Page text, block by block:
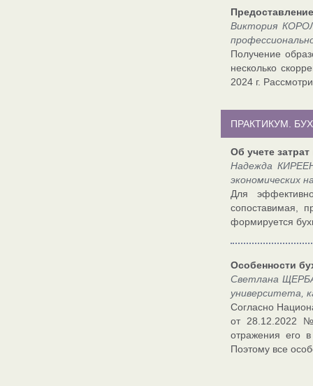
Виктория
Получение
несколько
2024 г.
ПРАКТИКУМ.
Об учете
Надежда
экономических
Для
сопоставимая,
формируется
Особенности
Светлана
университета,
Согласно
от 28.12.2022 №
отражения его
Поэтому все